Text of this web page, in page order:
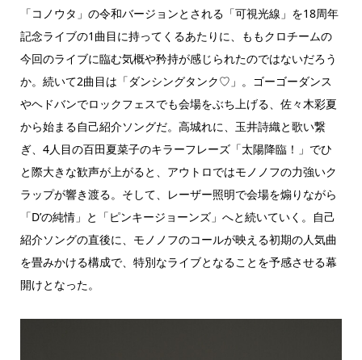
「コノウタ」の令和バージョンとされる「可視光線」を18周年
記念ライブの1曲目に持ってくるあたりに、ももクロチームの
今回のライブに臨む気概や矜持が感じられたのではないだろう
か。続いて2曲目は「ダンシングタンク♡」。ゴーゴーダンス
やヘドバンでロックフェスでも会場をぶち上げる、佐々木彩夏
から始まる自己紹介ソングだ。高城れに、玉井詩織と歌い繋
ぎ、4人目の百田夏菜子のキラーフレーズ「太陽降臨！」でひ
と際大きな歓声が上がると、アウトロではモノノフの力強いク
ラップが響き渡る。そして、レーザー照明で会場を煽りながら
「D’の純情」と「ピンキージョーンズ」へと続いていく。自己
紹介ソングの直後に、モノノフのコールが映える初期の人気曲
を畳みかける構成で、特別なライブとなることを予感させる幕
開けとなった。